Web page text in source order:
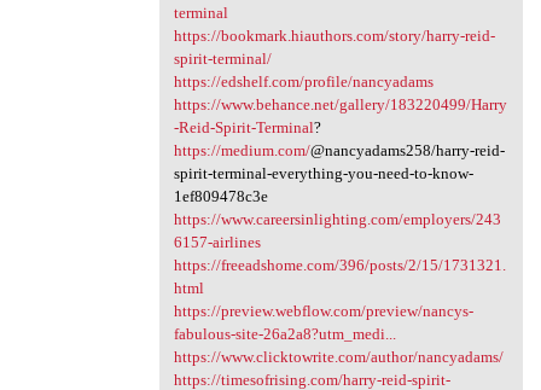
terminal
https://bookmark.hiauthors.com/story/harry-reid-
spirit-terminal/
https://edshelf.com/profile/nancyadams
https://www.behance.net/gallery/183220499/Harry
-Reid-Spirit-Terminal?
https://medium.com/@nancyadams258/harry-reid-
spirit-terminal-everything-you-need-to-know-
1ef809478c3e
https://www.careersinlighting.com/employers/243
6157-airlines
https://freeadshome.com/396/posts/2/15/1731321.
html
https://preview.webflow.com/preview/nancys-
fabulous-site-26a2a8?utm_medi...
https://www.clicktowrite.com/author/nancyadams/
https://timesofrising.com/harry-reid-spirit-